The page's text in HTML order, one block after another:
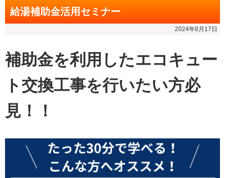
給湯補助金活用セミナー
2024年8月17日
補助金を利用したエコキュー
ト交換工事を行いたい方必
見！！